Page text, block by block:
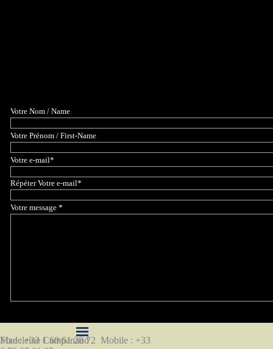
Votre Nom / Name
Votre Prénom / First-Name
Votre e-mail*
Répéter Votre e-mail*
Votre message *
Sauter le menu
Madeleine Campanaud
Fixe : +33 1 60 61 28 72  Mobile : +33